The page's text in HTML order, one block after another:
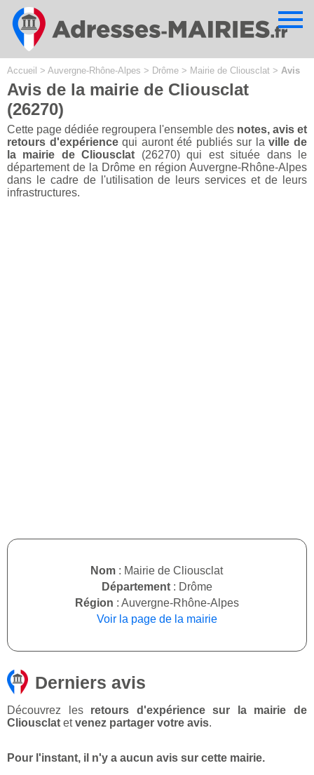
Accueil > Auvergne-Rhône-Alpes > Drôme > Mairie de Cliousclat > Avis
Avis de la mairie de Cliousclat
(26270)
Cette page dédiée regroupera l'ensemble des notes, avis et
retours d'expériencequi auront été publiés sur laville de
la mairie de Cliousclat (26270) qui est située dans le
département de la Drôme en région Auvergne-Rhône-Alpes
dans le cadre de l'utilisation de leurs services et de leurs
infrastructures.
Nom : Mairie de Cliousclat
Département : Drôme
Région : Auvergne-Rhône-Alpes
Voir la page de la mairie
Derniers avis
Découvrez les retours d'expérience sur la mairie de
Cliousclat etvenez partager votre avis.
Pour l'instant, il n'y a aucun avis sur cette mairie.
Cookies management panel